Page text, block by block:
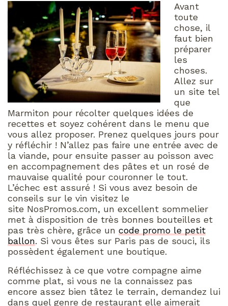
Avant
toute
chose, il
faut bien
préparer
les
choses.
Allez sur
un site tel
que
Marmiton pour récolter quelques idées de
recettes et soyez cohérent dans le menu que
vous allez proposer. Prenez quelques jours pour
y réfléchir ! N’allez pas faire une entrée avec de
la viande, pour ensuite passer au poisson avec
en accompagnement des pâtes et un rosé de
mauvaise qualité pour couronner le tout.
L’échec est assuré ! Si vous avez besoin de
conseils sur le vin visitez le
site NosPromos.com, un excellent sommelier
met à disposition de très bonnes bouteilles et
pas très chère, grâce un code promo le petit
ballon. Si vous êtes sur Paris pas de souci, ils
possèdent également une boutique.
Réfléchissez à ce que votre compagne aime
comme plat, si vous ne la connaissez pas
encore assez bien tâtez le terrain, demandez lui
dans quel genre de restaurant elle aimerait